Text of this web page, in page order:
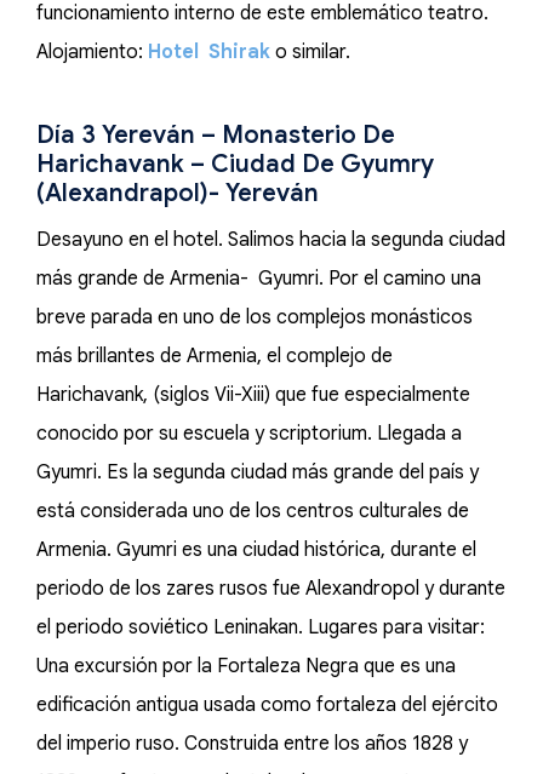
funcionamiento interno de este emblemático teatro.
Alojamiento: Hotel Shirak o similar.
Día 3 Yereván – Monasterio De
Harichavank – Ciudad De Gyumry
(Alexandrapol)- Yereván
Desayuno en el hotel. Salimos hacia la segunda ciudad
más grande de Armenia- Gyumri. Por el camino una
breve parada en uno de los complejos monásticos
más brillantes de Armenia, el complejo de
Harichavank, (siglos Vii-Xiii) que fue especialmente
conocido por su escuela y scriptorium. Llegada a
Gyumri. Es la segunda ciudad más grande del país y
está considerada uno de los centros culturales de
Armenia. Gyumri es una ciudad histórica, durante el
periodo de los zares rusos fue Alexandropol y durante
el periodo soviético Leninakan. Lugares para visitar:
Una excursión por la Fortaleza Negra que es una
edificación antigua usada como fortaleza del ejército
del imperio ruso. Construida entre los años 1828 y